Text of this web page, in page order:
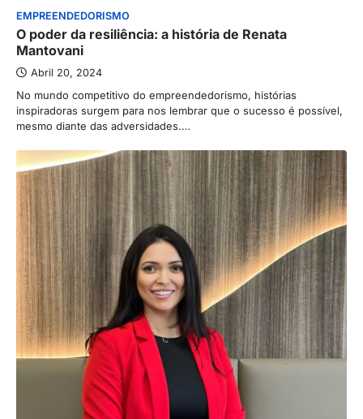
EMPREENDEDORISMO
O poder da resiliência: a história de Renata
Mantovani
Abril 20, 2024
No mundo competitivo do empreendedorismo, histórias
inspiradoras surgem para nos lembrar que o sucesso é possível,
mesmo diante das adversidades.…